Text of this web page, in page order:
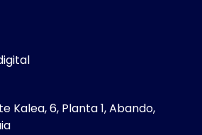
Kalea, 6, Planta 1, Abando,